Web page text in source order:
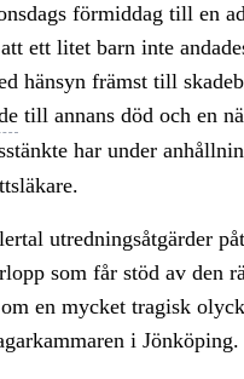
förmiddag till en
ett litet barn inte
hänsyn främst till
till annans död och en
har under
utredningsåtgärder
som får stöd av den
en mycket tragisk
i Jönköping.